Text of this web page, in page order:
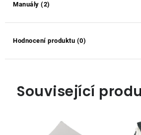
Manuály (2)
Hodnocení produktu (0)
Související